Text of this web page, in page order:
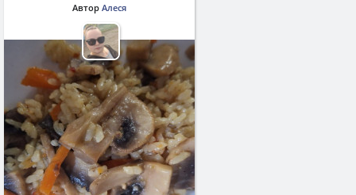
Автор Алеся